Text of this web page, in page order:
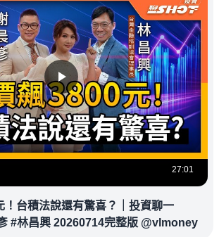
27:01
！台積法說還有驚喜？｜投資聊一
#林昌興 20260714完整版 @vlmoney